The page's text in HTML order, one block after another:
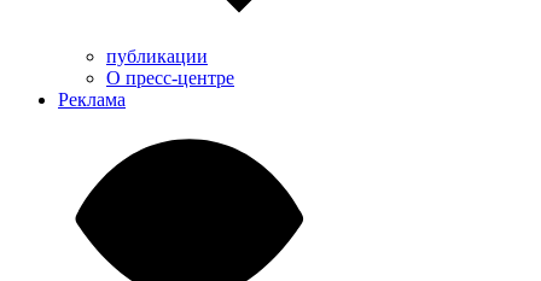
публикации
О пресс-центре
Реклама